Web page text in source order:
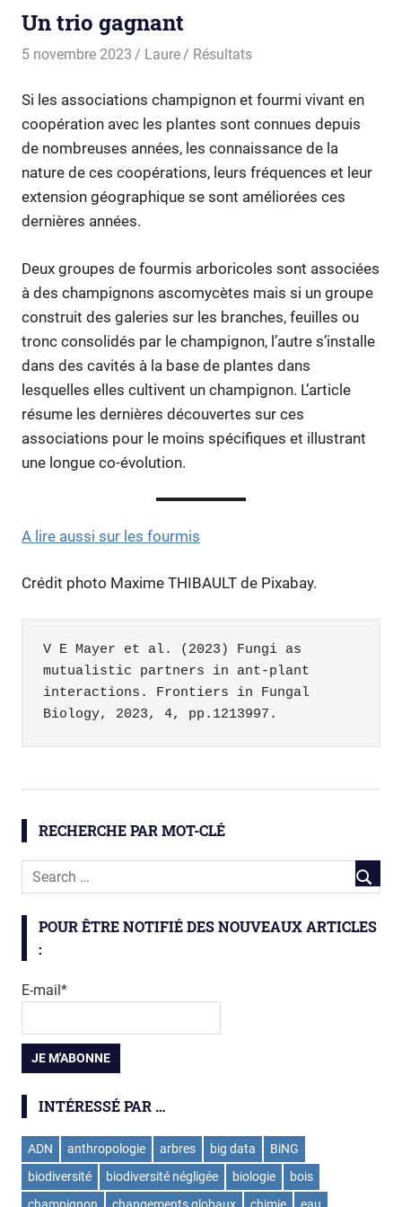
Un trio gagnant
5 novembre 2023 Laure Résultats
Si les associations champignon et fourmi vivant en
coopération avec les plantes sont connues depuis
de nombreuses années, les connaissance de la
nature de ces coopérations, leurs fréquences et leur
extension géographique se sont améliorées ces
dernières années.
Deux groupes de fourmis arboricoles sont associées
à des champignons ascomycètes mais si un groupe
construit des galeries sur les branches, feuilles ou
tronc consolidés par le champignon, l’autre s’installe
dans des cavités à la base de plantes dans
lesquelles elles cultivent un champignon. L’article
résume les dernières découvertes sur ces
associations pour le moins spécifiques et illustrant
une longue co-évolution.
A lire aussi sur les fourmis
Crédit photo Maxime THIBAULT de Pixabay.
V E Mayer et al. (2023) Fungi as
mutualistic partners in ant-plant
interactions. Frontiers in Fungal
Biology, 2023, 4, pp.1213997.
négligée
fourmi
RECHERCHE PAR MOT-CLÉ
POUR ÊTRE NOTIFIÉ DES NOUVEAUX ARTICLES
:
E-mail*
INTÉRESSÉ PAR …
ADN anthropologie arbres big data
BiNG
biodiversité
biodiversité négligée biologie
bois
champignon
changements globaux chimie eau